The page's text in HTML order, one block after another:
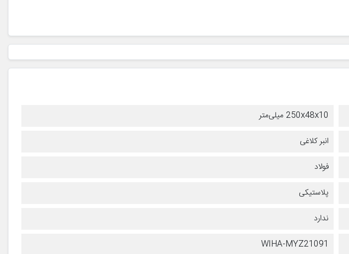
250x48x10 میلی‌متر
انبر کلاغی
فولاد
پلاستیکی
ندارد
WIHA-MYZ21091